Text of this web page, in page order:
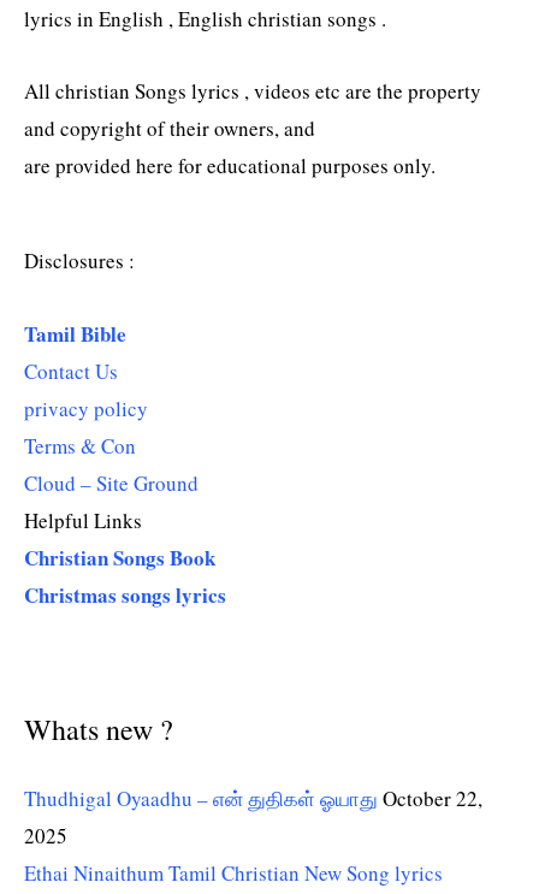
lyrics in English , English christian songs .
All christian Songs lyrics , videos etc are the property
and copyright of their owners, and
are provided here for educational purposes only.
Disclosures :
Tamil Bible
Contact Us
privacy policy
Terms & Con
Cloud – Site Ground
Helpful Links
Christian Songs Book
Christmas songs lyrics
Whats new ?
Thudhigal Oyaadhu – என் துதிகள் ஓயாது October 22,
2025
Ethai Ninaithum Tamil Christian New Song lyrics